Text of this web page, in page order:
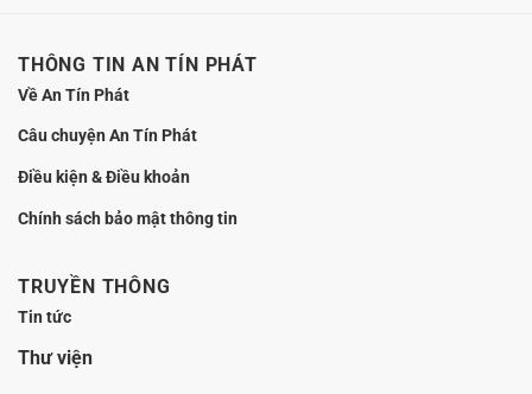
THÔNG TIN AN TÍN PHÁT
Về An Tín Phát
Câu chuyện An Tín Phát
Điều kiện & Điều khoản
Chính sách bảo mật thông tin
TRUYỀN THÔNG
Tin tức
Thư viện